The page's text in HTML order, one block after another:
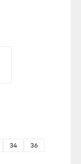
34
36